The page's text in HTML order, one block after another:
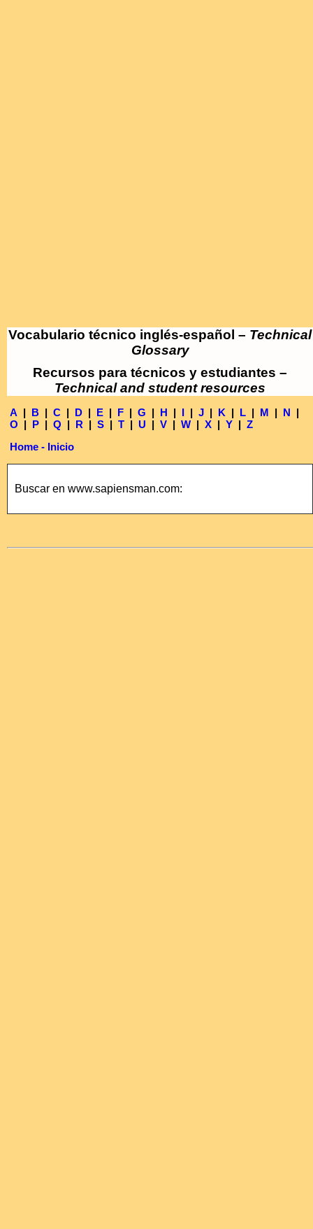
Vocabulario técnico inglés-español – Technical
Glossary
Recursos para técnicos y estudiantes –
Technical and student resources
A | B | C | D | E | F | G | H | I | J | K | L | M | N |
O | P | Q | R | S | T | U | V | W | X | Y | Z
Home - Inicio
Buscar en www.sapiensman.com: